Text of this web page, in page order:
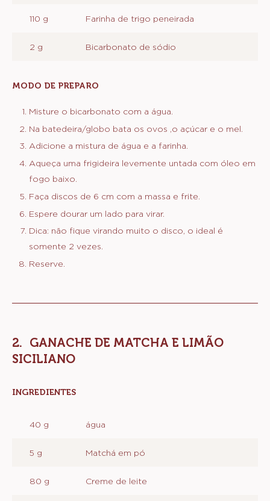
110 g Farinha de trigo peneirada
2 g Bicarbonato de sódio
MODO DE PREPARO
Misture o bicarbonato com a água.
Na batedeira/globo bata os ovos ,o açúcar e o mel.
Adicione a mistura de água e a farinha.
Aqueça uma frigideira levemente untada com óleo em
fogo baixo.
Faça discos de 6 cm com a massa e frite.
Espere dourar um lado para virar.
Dica: não fique virando muito o disco, o ideal é
somente 2 vezes.
Reserve.
GANACHE DE MATCHA E LIMÃO
SICILIANO
INGREDIENTES
MATCHA
LIMÃO
40 g água
5 g Matchá em pó
80 g Creme de leite